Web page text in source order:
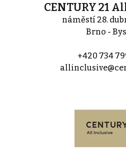
CENTURY 21
náměstí 28.
Brno -
+420 734